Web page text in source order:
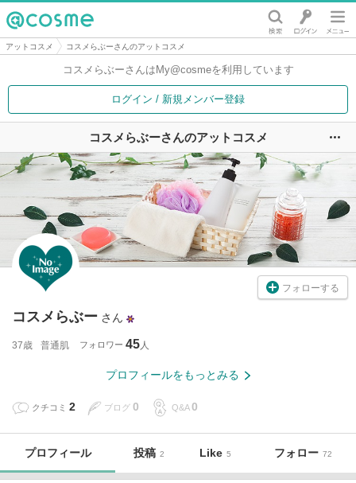
@cosme
アットコスメ コスメらぶーさんのアットコスメ
コスメらぶーさんは My@cosmeを利用しています
ログイン / 新規メンバー登録
コスメらぶーさんのアットコスメ
フォローする
コスメらぶー さん
37歳 普通肌 フォロワー 45
プロフィールをもっとみる
クチコミ 2 ブログ 0 Q&A 0
プロフィール 投稿 2 Like 5 フォロー 72